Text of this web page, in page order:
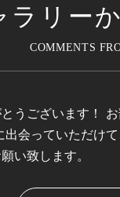
ラリー
うございます！
会っていただけ
い致します。